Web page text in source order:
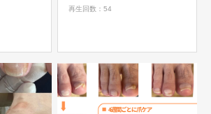
再生回数：54